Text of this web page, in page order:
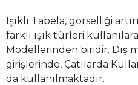
Işıklı Tabela, görselliği
farklı ışık türleri
Modellerinden biridir. Dış
girişlerinde, Çatılarda
da kullanılmaktadır.